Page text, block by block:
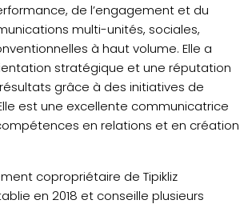
de l’engagement et du
multi-unités, sociales,
à haut volume. Elle a
stratégique et une réputation
grâce à des initiatives de
est une excellente communicatrice
en relations et en création
copropriétaire de Tipikliz
en 2018 et conseille plusieurs